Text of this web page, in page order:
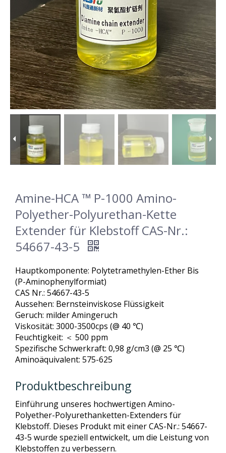
Amine-HCA ™ P-1000 Amino-
Polyether-Polyurethan-Kette
Extender für Klebstoff CAS-Nr.:
54667-43-5
Hauptkomponente: Polytetramethylen-Ether Bis
(P-Aminophenylformiat)
CAS Nr.: 54667-43-5
Aussehen: Bernsteinviskose Flüssigkeit
Geruch: milder Amingeruch
Viskosität: 3000-3500cps (@ 40 ℃)
Feuchtigkeit: ＜ 500 ppm
Spezifische Schwerkraft: 0,98 g/cm3 (@ 25 ℃)
Aminoäquivalent: 575-625
Produktbeschreibung
Einführung unseres hochwertigen Amino-
Polyether-Polyurethanketten-Extenders für
Klebstoff. Dieses Produkt mit einer CAS-Nr.: 54667-
43-5 wurde speziell entwickelt, um die Leistung von
Klebstoffen zu verbessern.